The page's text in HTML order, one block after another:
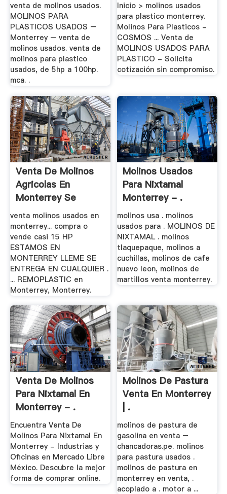
venta de molinos usados.
MOLINOS PARA
PLASTICOS USADOS –
Monterrey – venta de
molinos usados. venta de
molinos para plastico
usados, de 5hp a 100hp.
mca. .
Inicio > molinos usados
para plastico monterrey.
Molinos Para Plasticos -
COSMOS ... Venta de
MOLINOS USADOS PARA
PLASTICO - Solicita
cotización sin compromiso.
Venta De Molinos
Agricolas En
Monterrey Se
venta molinos usados en
monterrey... compra o
vende casi 15 HP
ESTAMOS EN
MONTERREY LLEME SE
ENTREGA EN CUALQUIER .
... REMOPLASTIC en
Monterrey, Monterrey.
Molinos Usados
Para Nixtamal
Monterrey - .
molinos usa . molinos
usados para . MOLINOS DE
NIXTAMAL . molinos
tlaquepaque, molinos a
cuchillas, molinos de cafe
nuevo leon, molinos de
martillos venta monterrey.
Venta De Molinos
Para Nixtamal En
Monterrey - .
Encuentra Venta De
Molinos Para Nixtamal En
Monterrey - Industrias y
Oficinas en Mercado Libre
México. Descubre la mejor
forma de comprar online.
Molinos De Pastura
Venta En Monterrey
| .
molinos de pastura de
gasolina en venta –
chancadoras.pe. molinos
para pastura usados .
molinos de pastura en
monterrey en venta, .
acoplado a . motor a ...